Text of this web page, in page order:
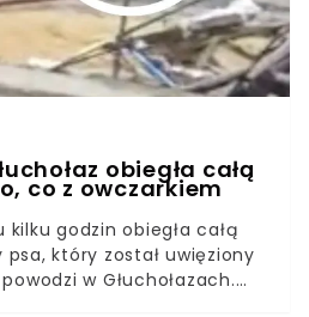
obiegła całą
co z owczarkiem
godzin obiegła całą
psa, który został uwięziony
w Głuchołazach.